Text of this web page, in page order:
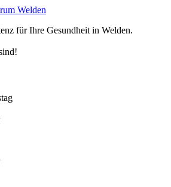
für Ihre Gesundheit in Welden.